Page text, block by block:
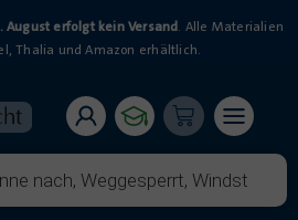
August erfolgt kein Versand. Alle Materialien
Thalia und Amazon erhältlich.